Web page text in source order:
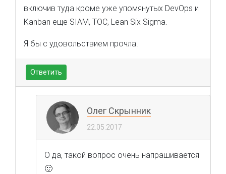
включив туда кроме уже упомянутых DevOps и
Kanban еще SIAM, TOC, Lean Six Sigma.
Я бы с удовольствием прочла.
Ответить
Олег Скрынник
22.05.2017
О да, такой вопрос очень напрашивается
🙂